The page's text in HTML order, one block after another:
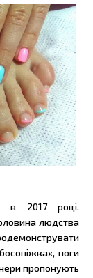
в 2017 році,
людства
ноги
пропонують